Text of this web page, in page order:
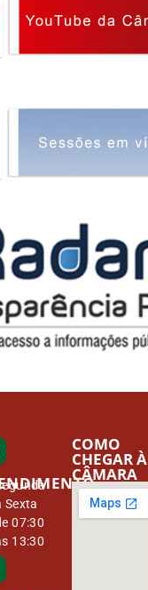
Sexta
07:30
13:30
COMO
CHEGAR À
CÂMARA